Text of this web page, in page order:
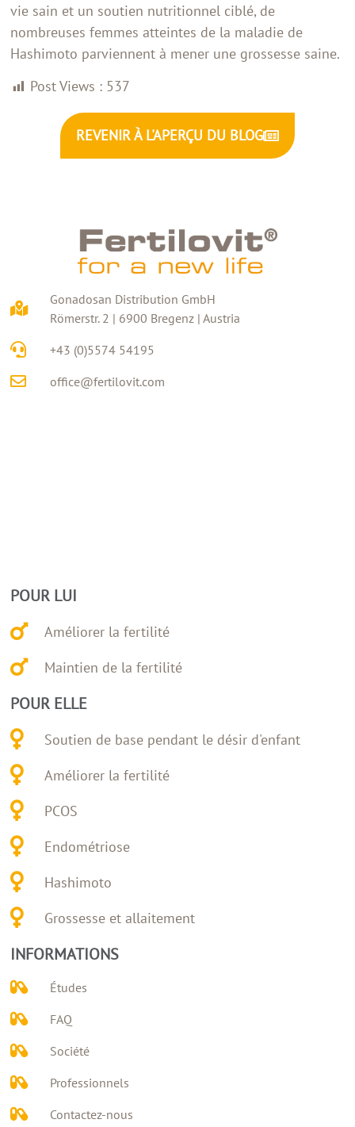
vie sain et un soutien nutritionnel ciblé, de
nombreuses femmes atteintes de la maladie de
Hashimoto parviennent à mener une grossesse saine.
Post Views : 537
REVENIR À L'APERÇU DU BLOG
Gonadosan Distribution GmbH
Römerstr. 2 | 6900 Bregenz | Austria
+43 (0)5574 54195
office@fertilovit.com
POUR LUI
Améliorer la fertilité
Maintien de la fertilité
POUR ELLE
Soutien de base pendant le désir d'enfant
Améliorer la fertilité
PCOS
Endométriose
Hashimoto
Grossesse et allaitement
INFORMATIONS
Études
FAQ
Société
Professionnels
Contactez-nous